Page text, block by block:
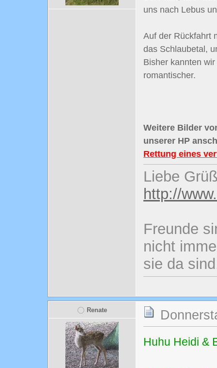
uns nach Lebus
Auf der Rückfahrt
das Schlaubetal,
Bisher kannten
romantischer.
Weitere Bilder
unserer HP
Rettung eines
Liebe
http://
Freunde
nicht
sie da
Renate
Huhu Heidi &